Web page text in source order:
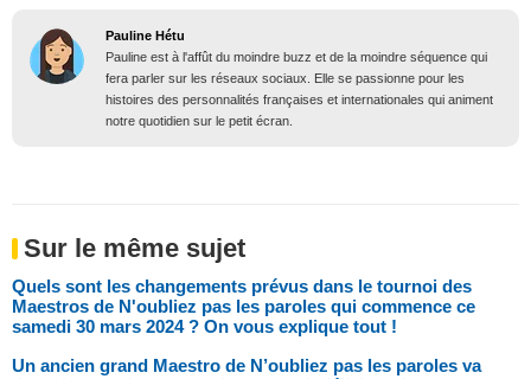
Pauline Hétu
Pauline est à l'affût du moindre buzz et de la moindre séquence qui
fera parler sur les réseaux sociaux. Elle se passionne pour les
histoires des personnalités françaises et internationales qui animent
notre quotidien sur le petit écran.
Sur le même sujet
Quels sont les changements prévus dans le tournoi des
Maestros de N'oubliez pas les paroles qui commence ce
samedi 30 mars 2024 ? On vous explique tout !
Un ancien grand Maestro de N’oubliez pas les paroles va